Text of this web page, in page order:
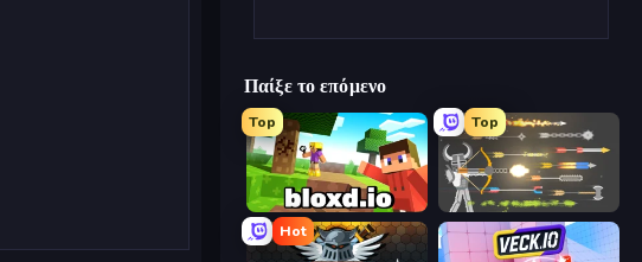
Παίξε το επόμενο
Top
Bloxd.io
Top
Ragdoll Archers
Hot